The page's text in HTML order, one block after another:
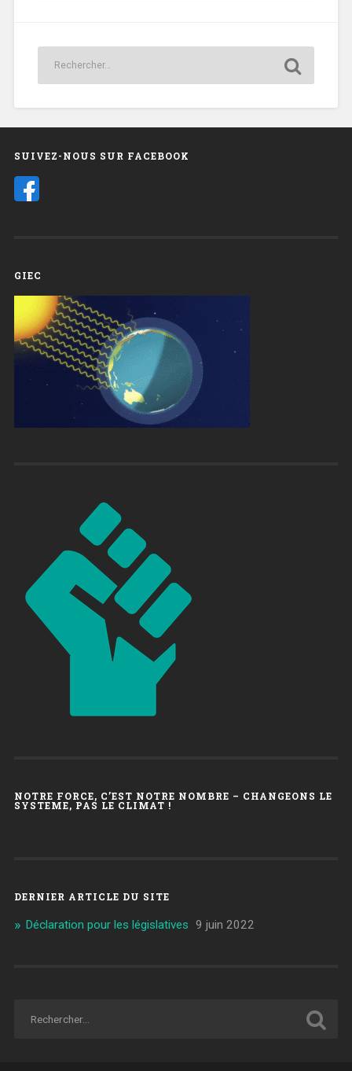
SUIVEZ-NOUS SUR FACEBOOK
GIEC
NOTRE FORCE, C’EST NOTRE NOMBRE – CHANGEONS LE
SYSTEME, PAS LE CLIMAT !
DERNIER ARTICLE DU SITE
Déclaration pour les législatives 9 juin 2022